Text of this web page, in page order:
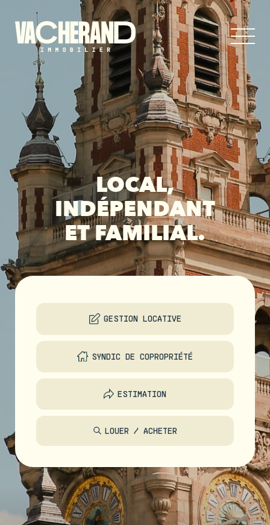
LOCAL,
INDÉPENDANT
ET FAMILIAL.
GESTION LOCATIVE
SYNDIC DE COPROPRIÉTÉ
ESTIMATION
LOUER / ACHETER